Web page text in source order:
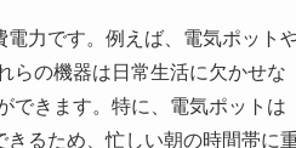
力です。例えば、電気ポット
らの機器は日常生活に欠かせな
できます。特に、電気ポットは
るため、忙しい朝の時間帯に